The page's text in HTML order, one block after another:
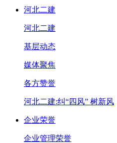
河北二建
河北二建
基层动态
媒体聚焦
各方赞誉
河北二建:纠“四风” 树新风
企业荣誉
企业管理荣誉